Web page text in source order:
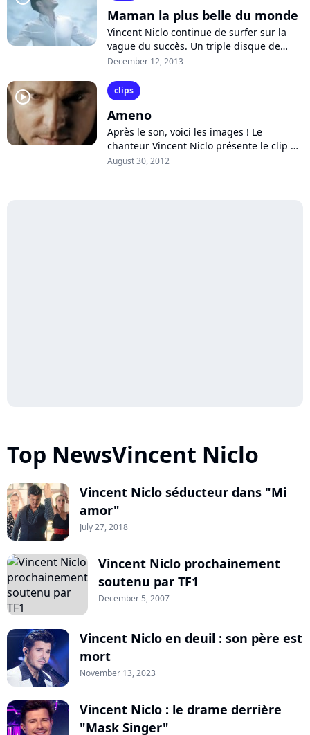
Maman la plus belle du monde
Vincent Niclo continue de surfer sur la
vague du succès. Un triple disque de
platine en poche pour son dernier album
December 12, 2013
player2 clips
Ameno
Après le son, voici les images ! Le
chanteur Vincent Niclo présente le clip de
son nouveau single "Ameno" enregistré
August 30, 2012
Top NewsVincent Niclo
Vincent Niclo séducteur dans "Mi
amor"
July 27, 2018
Vincent Niclo prochainement
soutenu par TF1
December 5, 2007
Vincent Niclo en deuil : son père est
mort
November 13, 2023
Vincent Niclo : le drame derrière
"Mask Singer"